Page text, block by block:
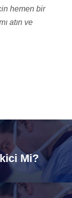
hemen bir
atın ve
Mi?